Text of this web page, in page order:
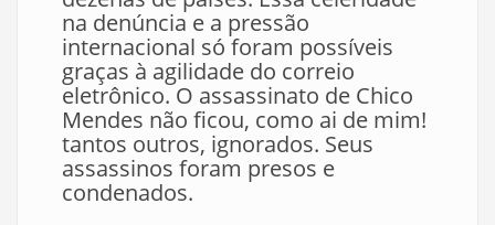
na denúncia e a pressão
internacional só foram possíveis
graças à agilidade do correio
eletrônico. O assassinato de Chico
Mendes não ficou, como ai de mim!
tantos outros, ignorados. Seus
assassinos foram presos e
condenados.